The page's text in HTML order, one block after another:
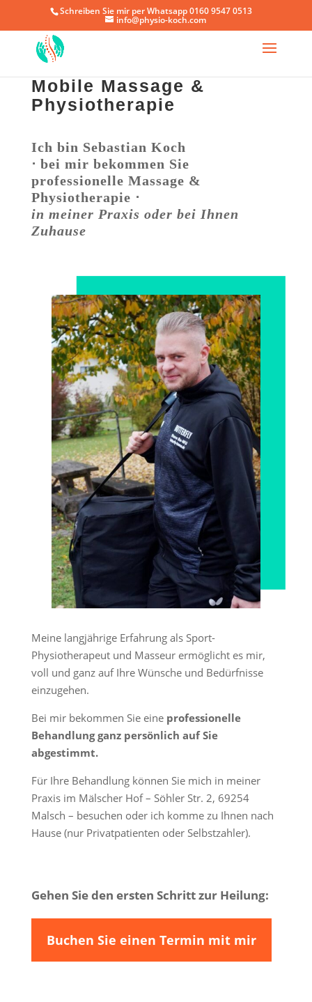
Schreiben Sie mir per Whatsapp 0160 9547 0513
info@physio-koch.com
Mobile Massage &
Physiotherapie
Ich bin Sebastian Koch
⋅ bei mir bekommen Sie
professionelle Massage &
Physiotherapie ⋅
in meiner Praxis oder bei Ihnen
Zuhause
Meine langjährige Erfahrung als Sport-
Physiotherapeut und Masseur ermöglicht es mir,
voll und ganz auf Ihre Wünsche und Bedürfnisse
einzugehen.
Bei mir bekommen Sie eine professionelle
Behandlung ganz persönlich auf Sie
abgestimmt.
Für Ihre Behandlung können Sie mich in meiner
Praxis im Mälscher Hof – Söhler Str. 2, 69254
Malsch – besuchen oder ich komme zu Ihnen nach
Hause (nur Privatpatienten oder Selbstzahler).
Gehen Sie den ersten Schritt zur Heilung:
Buchen Sie einen Termin mit mir